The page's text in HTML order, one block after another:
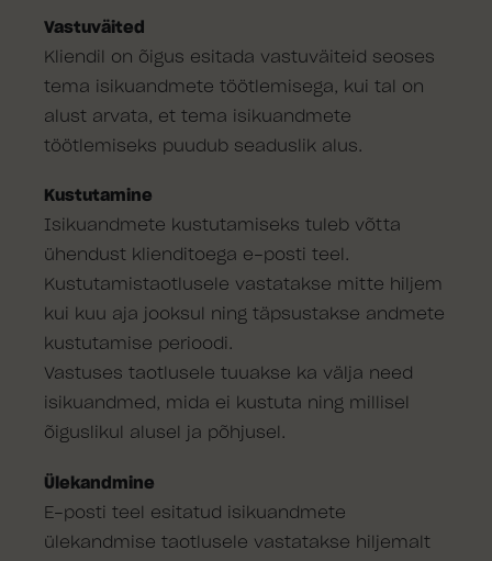
Vastuväited
Kliendil on õigus esitada vastuväiteid seoses
tema isikuandmete töötlemisega, kui tal on
alust arvata, et tema isikuandmete
töötlemiseks puudub seaduslik alus.
Kustutamine
Isikuandmete kustutamiseks tuleb võtta
ühendust klienditoega e-posti teel.
Kustutamistaotlusele vastatakse mitte hiljem
kui kuu aja jooksul ning täpsustakse andmete
kustutamise perioodi.
Vastuses taotlusele tuuakse ka välja need
isikuandmed, mida ei kustuta ning millisel
õiguslikul alusel ja põhjusel.
Ülekandmine
E-posti teel esitatud isikuandmete
ülekandmise taotlusele vastatakse hiljemalt